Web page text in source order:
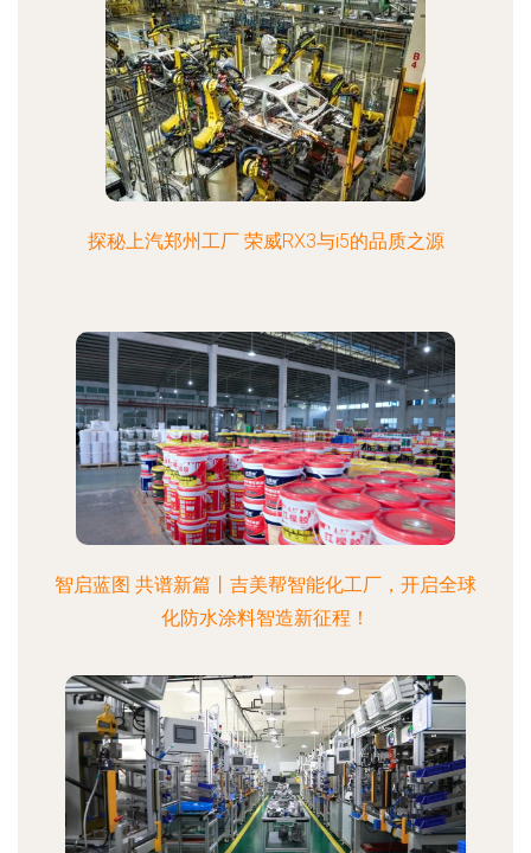
探秘上汽郑州工厂 荣威RX3与i5的品质之源
智启蓝图 共谱新篇丨吉美帮智能化工厂，开启全球
化防水涂料智造新征程！